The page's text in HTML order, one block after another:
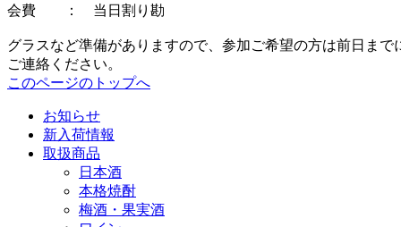
会費 ： 当日割り勘
グラスなど準備がありますので、参加ご希望の方は前日まで
ご連絡ください。
このページのトップへ
お知らせ
新入荷情報
取扱商品
日本酒
本格焼酎
梅酒・果実酒